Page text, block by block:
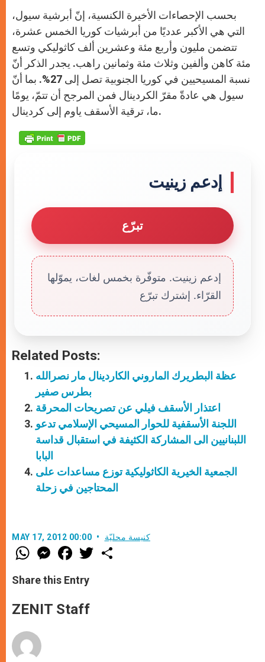
بحسب الإحصاءات الأخيرة الكنسية، إنّ أبرشية سيول،
التي هي الأكبر عدديًا من أبرشيات كوريا الخمس عشرة،
تتضمن مليون وأربع مئة وعشرين ألف كاثوليكي وتسع
مئة كاهن وألفين وثلاث مئة وثمانين راهب. يجدر الذكر أنّ
نسبة المسيحيين في كوريا الجنوبية تصل إلى 27%. بما أنّ
سيول هي عادةّ مقرّ الكردينال فمن المرجح أن تتمّ، يومًا
ما، ترقية الأسقف ياوم إلى كردينال.
إدعم زينيت
تبرّع
إدعم زينيت. متوفّرة بخمس لغات، يموّلها
القرّاء. إشترك تبرّع
Related Posts:
عظة البطريرك الماروني الكاردينال مار نصرالله
بطرس صفير
اعتذار الأسقف فيلي عن تصريحات المحرقة
اللجنة الأسقفية للحوار المسيحي الإسلامي تدعو
اللبنانيين الى المشاركة الكثيفة في استقبال قداسة
البابا
الجمعية الخيرية الكاثوليكية توزع مساعدات على
المحتاجين في زحلة
MAY 17, 2012 00:00 كنيسة محليّة
W
h
t
s
p
p
M
e
s
e
g
e
F
a
e
b
o
k
w
Share this Entry
ZENIT Staff